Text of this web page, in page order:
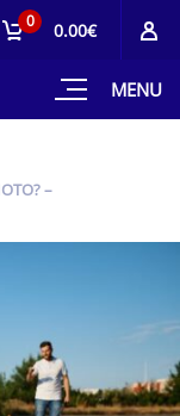
MENU
0 0.00€
–